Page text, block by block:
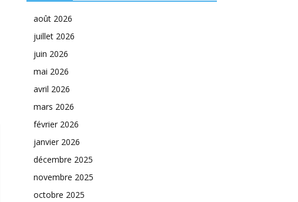
août 2026
juillet 2026
juin 2026
mai 2026
avril 2026
mars 2026
février 2026
janvier 2026
décembre 2025
novembre 2025
octobre 2025